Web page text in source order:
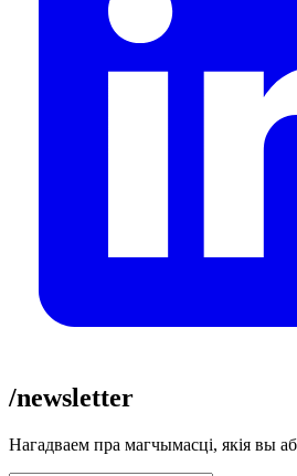
/newsletter
Нагадваем пра магчымасці, якія вы